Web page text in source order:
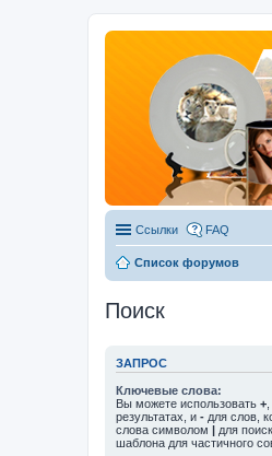
Ссылки FAQ
Список форумов
Поиск
ЗАПРОС
Ключевые слова:
Вы можете использовать +
результатах, и - для слов,
слова символом | для
шаблона для частичного